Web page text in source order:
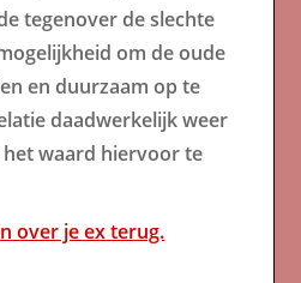
tegenover de slechte
om de oude
en duurzaam op te
daadwerkelijk weer
het waard hiervoor te
over je ex terug.